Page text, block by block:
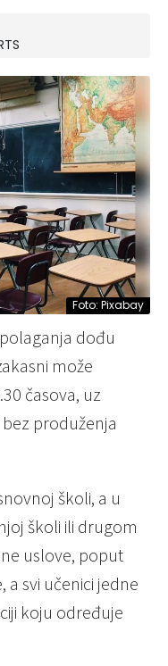
Foto: Pixabay
dođu
može
časova, uz
produženja
školi, a u
školi ili drugom
uslove, poput
svi učenici jedne
koju određuje